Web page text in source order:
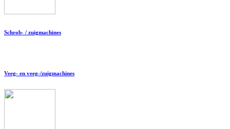
Schrob- / zuigmachines
Veeg- en veeg-/zuigmachines